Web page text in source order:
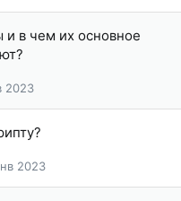
и в чем их основное
2023
2023